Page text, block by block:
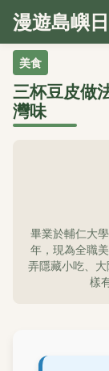
漫遊島嶼
美食
三杯豆皮做
灣味
畢業於輔仁大
年，現為全職
弄隱藏小吃、
樣